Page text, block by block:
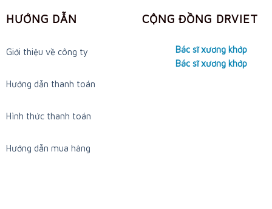
HƯỚNG DẪN
Giới thiệu về công ty
Hướng dẫn thanh toán
Hình thức thanh toán
Hướng dẫn mua hàng
CỘNG ĐỒNG DRVIET
Bác sĩ xương khớp
Bác sĩ xương khớp